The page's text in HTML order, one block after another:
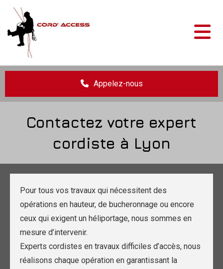
Accéder au contenu
Appelez-nous
Contactez votre expert
cordiste à Lyon
Pour tous vos travaux qui nécessitent des
opérations en hauteur, de bucheronnage ou encore
ceux qui exigent un héliportage, nous sommes en
mesure d’intervenir.
Experts cordistes en travaux difficiles d’accès, nous
réalisons chaque opération en garantissant la